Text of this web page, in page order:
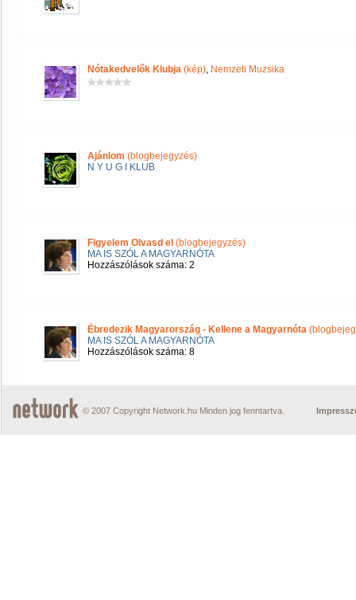
Nótakedvelők Klubja (kép), Nemzeti Muzsika
Ajánlom (blogbejegyzés)
N Y U G I KLUB
Figyelem Olvasd el (blogbejegyzés)
MA IS SZÓL A MAGYARNÓTA
Hozzászólások száma: 2
Ébredezik Magyarország - Kellene a Magyarnóta
MA IS SZÓL A MAGYARNÓTA
Hozzászólások száma: 8
© 2007 Copyright Network.hu Minden jog fenntartva.